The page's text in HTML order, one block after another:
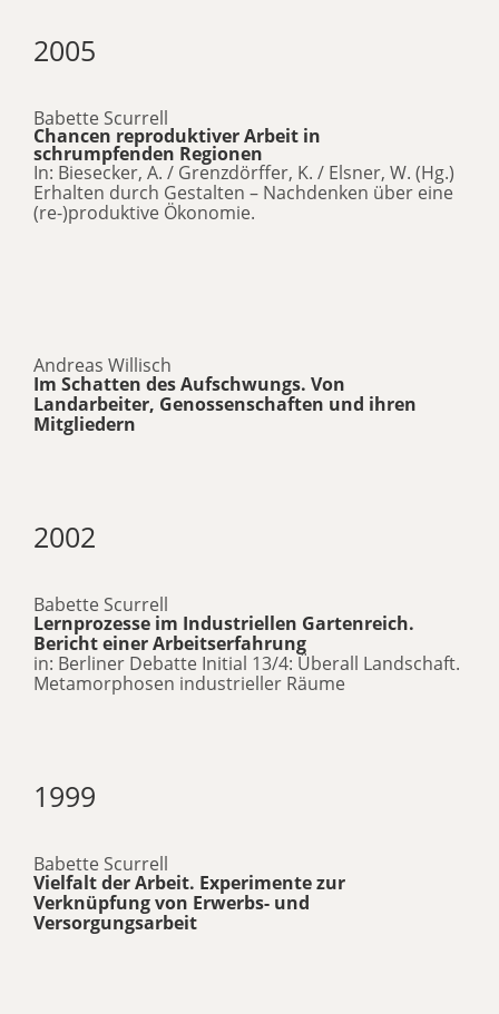
2005
Babette Scurrell
Chancen reproduktiver Arbeit in
schrumpfenden Regionen
In: Biesecker, A. / Grenzdörffer, K. / Elsner, W. (Hg.)
Erhalten durch Gestalten – Nachdenken über eine
(re-)produktive Ökonomie.
Andreas Willisch
Im Schatten des Aufschwungs. Von
Landarbeiter, Genossenschaften und ihren
Mitgliedern
2002
Babette Scurrell
Lernprozesse im Industriellen Gartenreich.
Bericht einer Arbeitserfahrung
in: Berliner Debatte Initial 13/4: Überall Landschaft.
Metamorphosen industrieller Räume
1999
Babette Scurrell
Vielfalt der Arbeit. Experimente zur
Verknüpfung von Erwerbs- und
Versorgungsarbeit